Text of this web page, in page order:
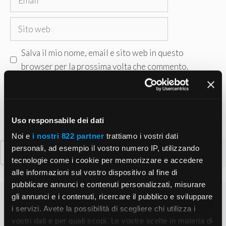
Uso responsabile dei dati
Noi e i nostri 822 partner trattiamo i vostri dati
personali, ad esempio il vostro numero IP, utilizzando
tecnologie come i cookie per memorizzare e accedere
alle informazioni sul vostro dispositivo al fine di
pubblicare annunci e contenuti personalizzati, misurare
gli annunci e i contenuti, ricercare il pubblico e sviluppare
i servizi. Avete la possibilità di scegliere chi utilizza i
vostri dati e per quali scopi. Le vostre scelte in materia di
Sito
Salva il mio nome, email e sito web in questo
browser per la prossima volta che commento.
Ricerca
per: